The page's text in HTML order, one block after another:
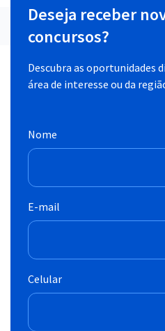
Deseja receber
concursos?
Descubra as oportunidades
área de interesse ou da
Nome
E-mail
Celular